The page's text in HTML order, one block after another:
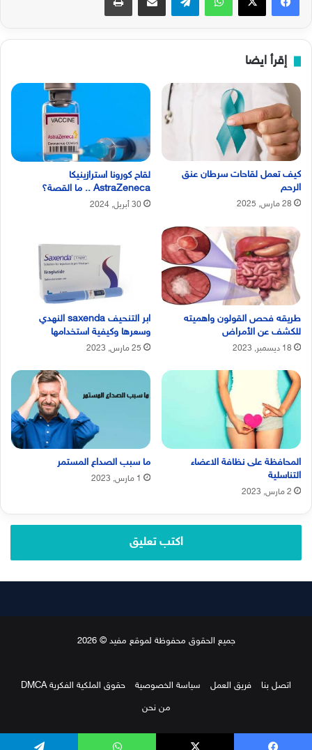
إقرأ ايضا
كيف تعمل لقاحات سرطان عنق
الرحم
28 مارس, 2025
لقاح كورونا استرازينيكا
AstraZeneca .. ما القصة؟
30 أبريل, 2024
طريقه فحص القولون واهميته
للكشف عن الأمراض
18 ديسمبر, 2023
ابر التنحيف saxenda النهدي
وسعرها وكيفية استخدامها
25 مارس, 2023
المحافظة على نظافة الاعضاء
التناسلية
2 مارس, 2023
ما سبب الصداع المستمر
1 مارس, 2023
اكتب تعليق
جميع الحقوق محفوظة لموقع مفيد © 2026
اتصل بنا فريق العمل سياسة الخصوصية
حقوق الملكية الفكرية DMCA
من نحن